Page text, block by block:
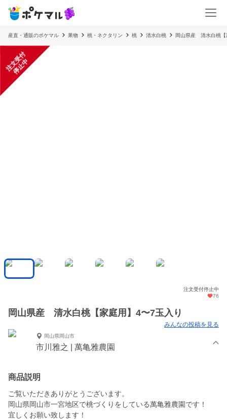
産直・通販のポケマル 果物 桃・ネクタリン 桃 清水白桃 岡山県産 清水白桃【
注
文
受
付
停
止
中
注文受付停止中
76
岡山県産 清水白桃【家庭用】4〜7玉入り
みんなの投稿を見る
岡山県岡山市
市川雅之 | 萬亀雅農園
商品説明
ご覧いただきありがとうございます。
岡山県岡山市一宮地区で桃づくりをしている萬亀雅農園です！
宜しくお願い致します！